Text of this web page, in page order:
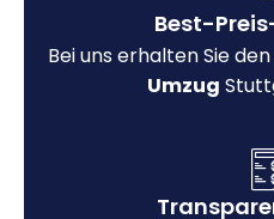
Best-
Bei uns erhalten Sie den
Umzug